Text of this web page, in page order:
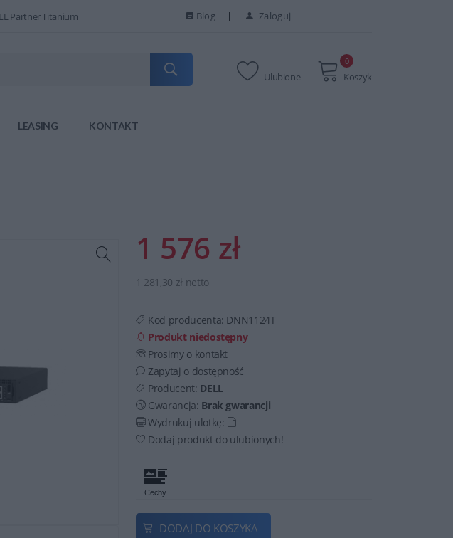
Partner Titanium Blog Zaloguj
Ulubione Koszyk
0
LEASING KONTAKT
1 576 zł
1 281,30 zł netto
Kod producenta: DNN1124T
Produkt niedostępny
Prosimy o kontakt
Zapytaj o dostępność
Producent: DELL
Gwarancja: Brak gwarancji
Wydrukuj ulotkę:
Dodaj produkt do ulubionych!
DODAJ DO KOSZYKA